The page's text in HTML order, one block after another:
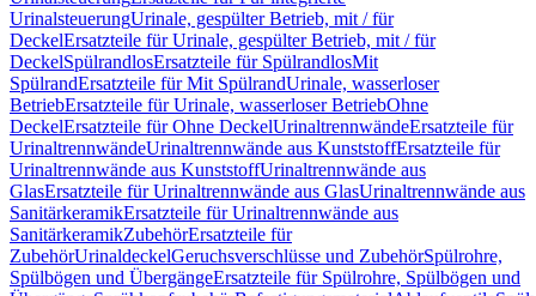
UrinalsteuerungUrinale, gespülter Betrieb, mit / für
DeckelErsatzteile für Urinale, gespülter Betrieb, mit / für
DeckelSpülrandlosErsatzteile für SpülrandlosMit
SpülrandErsatzteile für Mit SpülrandUrinale, wasserloser
BetriebErsatzteile für Urinale, wasserloser BetriebOhne
DeckelErsatzteile für Ohne DeckelUrinaltrennwändeErsatzteile für
UrinaltrennwändeUrinaltrennwände aus KunststoffErsatzteile für
Urinaltrennwände aus KunststoffUrinaltrennwände aus
GlasErsatzteile für Urinaltrennwände aus GlasUrinaltrennwände aus
SanitärkeramikErsatzteile für Urinaltrennwände aus
SanitärkeramikZubehörErsatzteile für
ZubehörUrinaldeckelGeruchsverschlüsse und ZubehörSpülrohre,
Spülbögen und ÜbergängeErsatzteile für Spülrohre, Spülbögen und